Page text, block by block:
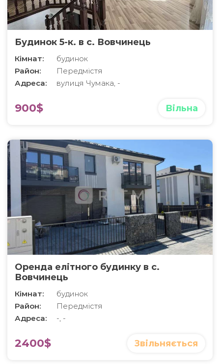
Будинок 5-к. в с. Вовчинець
Кімнат:
будинок
Район:
Передмістя
Адреса:
вулиця Чумака, -
900$ Вільна
Оренда елітного будинку в с.
Вовчинець
Кімнат:
будинок
Район:
Передмістя
Адреса:
-, -
2400$ Звільняється